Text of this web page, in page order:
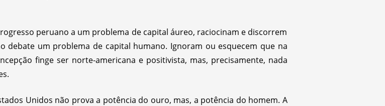
peruano a um problema de capital áureo, raciocinam e discorrem
debate um problema de capital humano. Ignoram ou esquecem que na
finge ser norte-americana e positivista, mas, precisamente, nada
Unidos não prova a potência do ouro, mas, a potência do homem. A